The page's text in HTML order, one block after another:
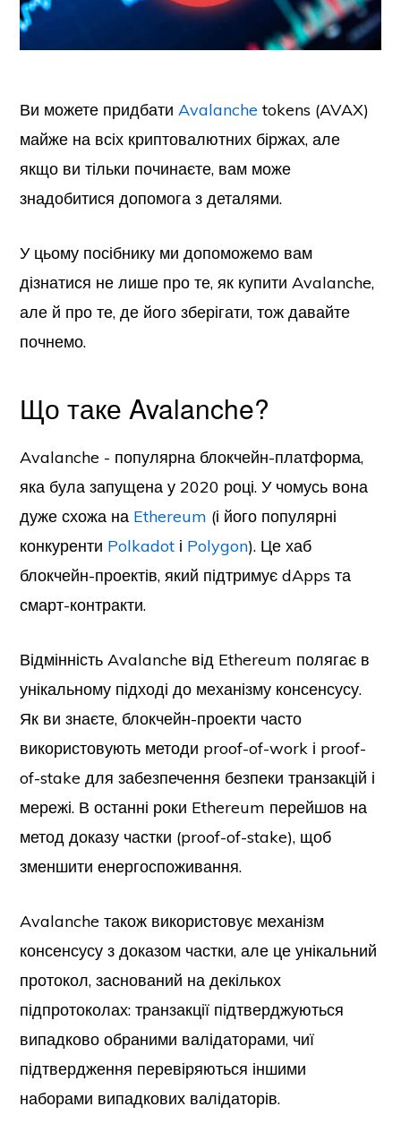
Ви можете придбатиAvalanchetokens (AVAX)
майже на всіх криптовалютних біржах, але
якщо ви тільки починаєте, вам може
знадобитися допомога з деталями.
У цьому посібнику ми допоможемо вам
дізнатися не лише про те, як купити Avalanche,
але й про те, де його зберігати, тож давайте
почнемо.
Що таке Avalanche?
Avalanche - популярна блокчейн-платформа,
яка була запущена у 2020 році. У чомусь вона
дуже схожа на Ethereum (і його популярні
конкуренти Polkadot і Polygon). Це хаб
блокчейн-проектів, який підтримує dApps та
смарт-контракти.
Відмінність Avalanche від Ethereum полягає в
унікальному підході до механізму консенсусу.
Як ви знаєте, блокчейн-проекти часто
використовують методи proof-of-work і proof-
of-stake для забезпечення безпеки транзакцій і
мережі. В останні роки Ethereum перейшов на
метод доказу частки (proof-of-stake), щоб
зменшити енергоспоживання.
Avalanche також використовує механізм
консенсусу з доказом частки, але це унікальний
протокол, заснований на декількох
підпротоколах: транзакції підтверджуються
випадково обраними валідаторами, чиї
підтвердження перевіряються іншими
наборами випадкових валідаторів.